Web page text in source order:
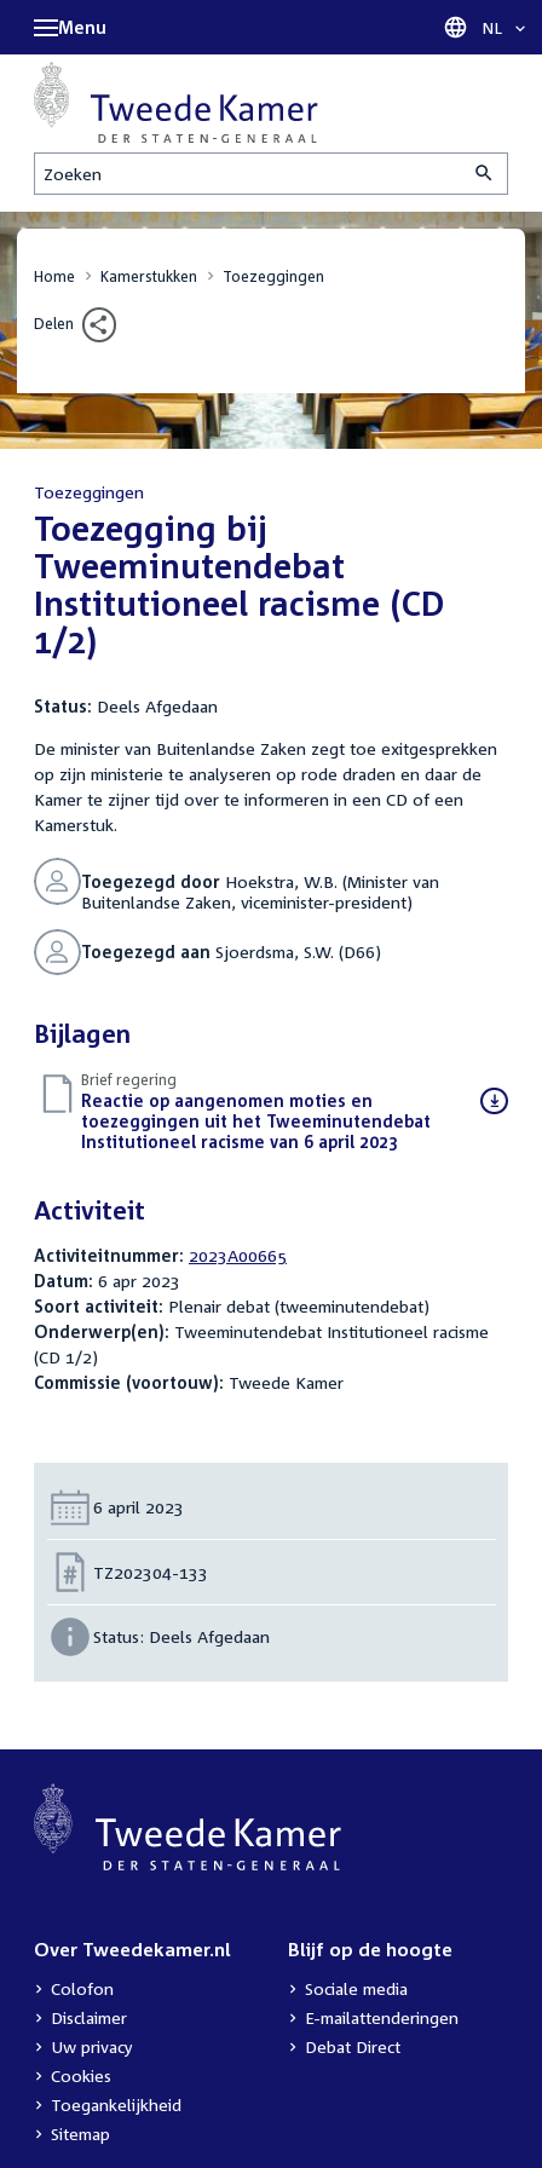
Zoeken
Menu Taal
NL
Home Kamerstukken Toezeggingen
Delen
Toezeggingen
:Toezegging bij
Tweeminutendebat
Institutioneel racisme (CD
1/2)
Status: Deels Afgedaan
De minister van Buitenlandse Zaken zegt toe exitgesprekken
op zijn ministerie te analyseren op rode draden en daar de
Kamer te zijner tijd over te informeren in een CD of een
Kamerstuk.
Toegezegd doorHoekstra, W.B. (Minister van
Buitenlandse Zaken, viceminister-president)
Toegezegd aan Sjoerdsma, S.W. (D66)
Bijlagen
Brief regering
Download
bestand:
Reactie op aangenomen moties en
toezeggingen uit het Tweeminutendebat
Institutioneel racisme van 6 april 2023
Activiteit
Activiteitnummer: 2023A00665
Datum: 6 apr 2023
Soort activiteit: Plenair debat (tweeminutendebat)
Onderwerp(en): Tweeminutendebat Institutioneel racisme
(CD 1/2)
Commissie (voortouw): Tweede Kamer
Datum:
6 april 2023
Nummer:
TZ202304-133
Status: Deels Afgedaan
Over Tweedekamer.nl
Colofon
Disclaimer
Uw privacy
Cookies
Toegankelijkheid
Sitemap
Blijf op de hoogte
Sociale media
E-mailattenderingen
Debat Direct